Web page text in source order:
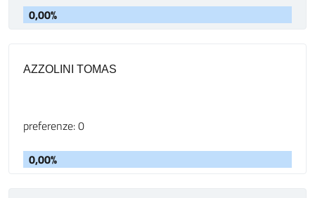
0,00%
AZZOLINI TOMAS
preferenze: 0
0,00%